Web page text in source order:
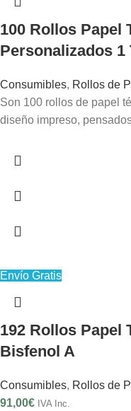
100 Rollos Papel
Personalizados 1
Consumibles, Rollos de
Son 100 rollos de papel
diseño impreso,
Envío Gratis
192 Rollos Papel
Bisfenol A
Consumibles, Rollos de
91,00€ IVA Inc.